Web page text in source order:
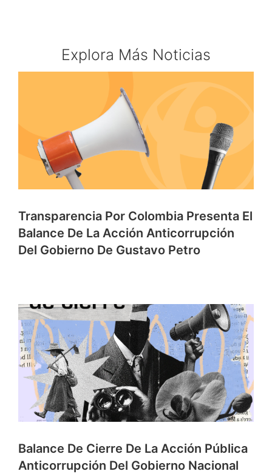
Explora Más Noticias
Transparencia Por Colombia Presenta El
Balance De La Acción Anticorrupción
Del Gobierno De Gustavo Petro
Balance De Cierre De La Acción Pública
Anticorrupción Del Gobierno Nacional